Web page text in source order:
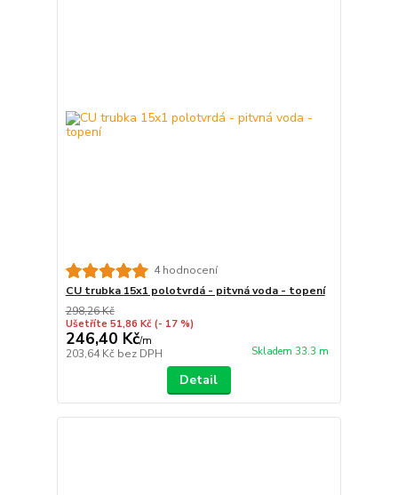
4 hodnocení
CU trubka 15x1 polotvrdá - pitvná voda - topení
298,26 Kč
Ušetříte 51,86 Kč (- 17 %)
246,40 Kč/m
203,64 Kč bez DPH Skladem 33.3 m
Detail